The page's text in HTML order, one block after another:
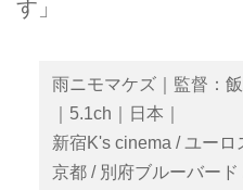
す」
雨ニモマケズ｜監督：
｜5.1ch｜日本｜
新宿K's cinema / ユーロ
京都 / 別府ブルーバー